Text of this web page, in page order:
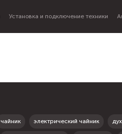
Установка и подключение техники
чайник электрический чайник